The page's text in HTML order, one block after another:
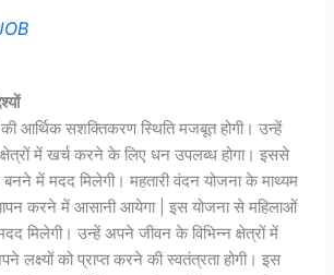
आर्थिक सशक्तिकरण स्थिति मजबूत होगी। उन्हें
में खर्च करने के लिए धन उपलब्ध होगा। इससे
बनने में मदद मिलेगी। महतारी वंदन योजना के माथ्यम
करने में आसानी आयेगा | इस योजना से महिलाओं
मिलेगी। उन्हें अपने जीवन के विभिन्न क्षेत्रों में
लक्ष्यों को प्राप्त करने की स्वतंत्रता होगी। इस